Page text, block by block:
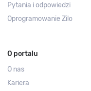
Pytania i odpowiedzi
Oprogramowanie Zilo
O portalu
O nas
Kariera